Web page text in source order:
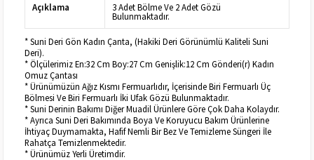
Açıklama
3 Adet Bölme Ve 2 Adet Gözü
Bulunmaktadır.
* Suni Deri Gön Kadın Çanta, (Hakiki Deri Görünümlü Kaliteli Suni
Deri).
* Ölçülerimiz En:32 Cm Boy:27 Cm Genişlik:12 Cm Gönderi(r) Kadın
Omuz Çantası
* Ürünümüzün Ağız Kısmı Fermuarlıdır, İçerisinde Biri Fermuarlı Üç
Bölmesi Ve Biri Fermuarlı İki Ufak Gözü Bulunmaktadır.
* Suni Derinin Bakımı Diğer Muadil Ürünlere Göre Çok Daha Kolaydır.
* Ayrıca Suni Deri Bakımında Boya Ve Koruyucu Bakım Ürünlerine
İhtiyaç Duymamakta, Hafif Nemli Bir Bez Ve Temizleme Süngeri İle
Rahatça Temizlenmektedir.
* Ürünümüz Yerli Üretimdir.